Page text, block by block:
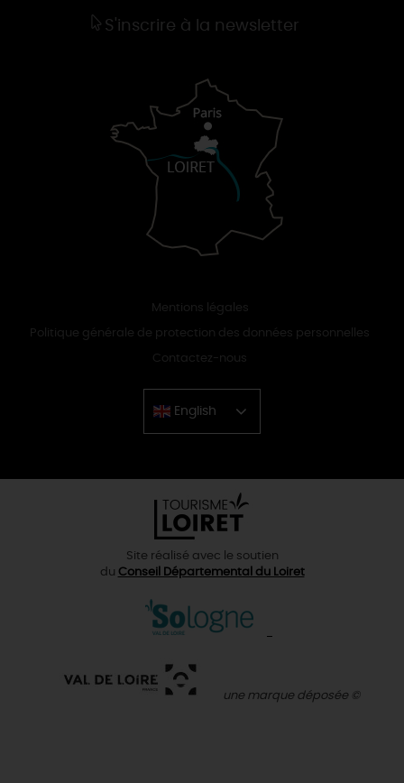
S'inscrire à la newsletter
Mentions légales
Politique générale de protection des données personnelles
Contactez-nous
English
Chinese
Site réalisé avec le soutien
du Conseil Départemental du Loiret
une marque déposée ©